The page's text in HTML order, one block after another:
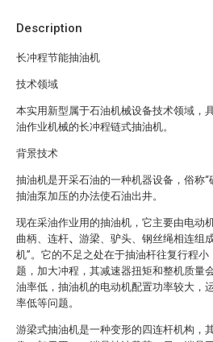
Description
长冲程节能抽油机
技术领域
本实用新型属于石油机械设备技术领域，
油作业机械的长冲程链式抽油机。
背景技术
抽油机是开采石油的一种机器设备，俗称“
抽油泵加压的办法使石油出井。
现在采油作业用的抽油机，它主要由电动
曲柄、连杆、 游梁、驴头、钢丝绳相连组
机”。它的不足之处在于抽油杆往复行程小
题，加大冲程，其减速器扭矩和整机质量
油率低，抽油机的电动机配置功率较大，
率低等问题。
游梁式抽油机是一种变形的四连杆机构，